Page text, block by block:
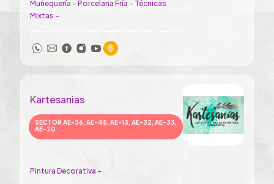
Muñequería - Porcelana Fría - Técnicas
Mixtas -
Kartesanias
SECTOR AE-36, AE-45, AE-13, AE-32, AE-33,
AE-20
Pintura Decorativa -